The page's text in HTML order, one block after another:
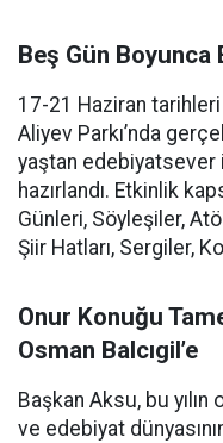
Beş Gün Boyunca
17-21 Haziran
Aliyev Parkı’nda
yaştan edebiyatsever
hazırlandı. Etkinlik
Günleri, Söyleşiler,
Şiir Hatları, Sergiler,
Onur Konuğu
Osman Balcıgil’e
Başkan Aksu, bu
ve edebiyat